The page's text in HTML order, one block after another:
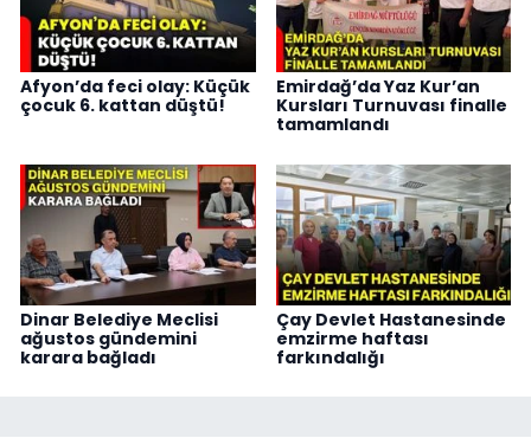
Afyon’da feci olay: Küçük
çocuk 6. kattan düştü!
Emirdağ’da Yaz Kur’an
Kursları Turnuvası finalle
tamamlandı
Dinar Belediye Meclisi
ağustos gündemini
karara bağladı
Çay Devlet Hastanesinde
emzirme haftası
farkındalığı